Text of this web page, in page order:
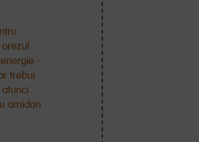
-
trebui
amidon